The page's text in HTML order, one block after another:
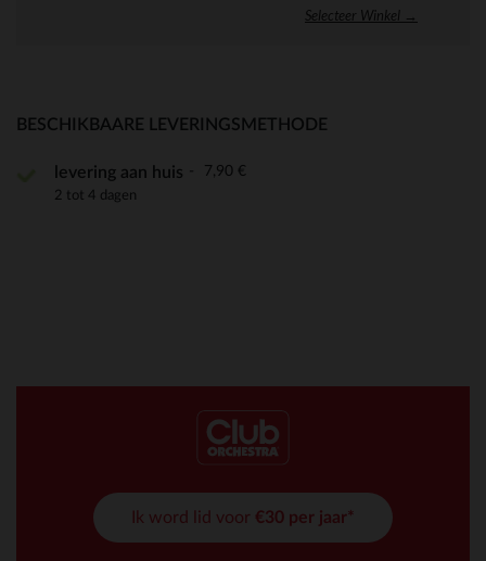
Selecteer Winkel →
BESCHIKBAARE LEVERINGSMETHODE
levering aan huis 7,90 €
2 tot 4 dagen
Ik word lid voor €30 per jaar*